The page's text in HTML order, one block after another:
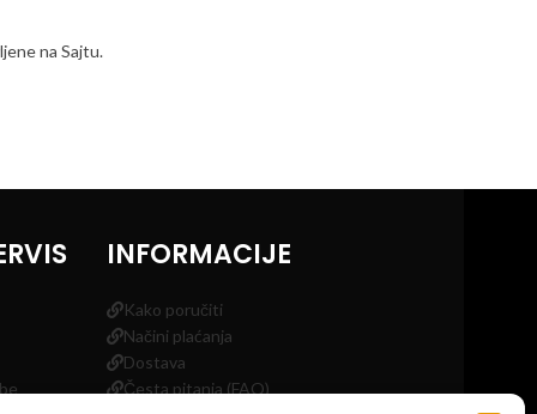
na Sajtu.
INFORMACIJE
Kako poručiti
Načini plaćanja
Dostava
Česta pitanja (FAQ)